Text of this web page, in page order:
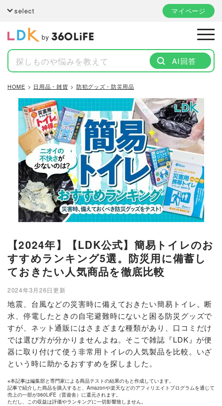
select マイページ
by
AI回答
HOME 日用品・雑貨 防犯グッズ・防災用品
【2024年】【LDK公式】簡易トイレのお
すすめランキング5選。防災用に備蓄し
ておきたい人気商品を徹底比較
2024年3月26日更新
地震、台風などの災害時に備えておきたい簡易トイレ。断
水、停電したときの自宅避難時にないと困る防災グッズで
すが、ネット通販にはさまざまな種類があり、口コミだけ
では選び方が分かりませんよね。そこで雑誌『LDK』が便
器に取り付けて使う非常用トイレの人気製品を比較。いざ
という時に助かるおすすめを探しました。
※本記事は編集部と専門家による商品テストの結果のもと作成しています。
記事で紹介した商品を購入すると、Amazonや楽天などのアフィリエイトプログラムを通じて
売上の一部が360LiFE（晋遊舎）に還元されます。
ただし、この収益は評価やランキングに一切影響致しません。